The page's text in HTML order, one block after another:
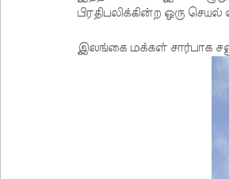
பிரதிபலிக்கின்ற ஒரு
இலங்கை மக்கள் சார்பாக